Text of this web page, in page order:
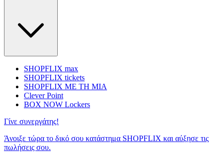
SHOPFLIX max
SHOPFLIX tickets
SHOPFLIX ΜΕ ΤΗ ΜΙΑ
Clever Point
BOX NOW Lockers
Γίνε συνεργάτης!
Άνοιξε τώρα το δικό σου κατάστημα SHOPFLIX και αύξησε τις
πωλήσεις σου.